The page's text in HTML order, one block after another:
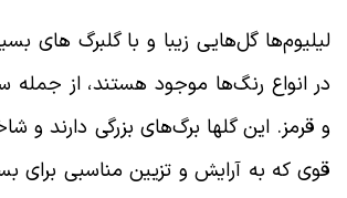
لیلیوم‌ها گل‌هایی زیبا و با گلبرگ های
در انواع رنگ‌ها موجود هستند، از جمله
و قرمز. این گلها برگ‌های بزرگی دارند و
قوی که به آرایش و تزیین مناسبی برای